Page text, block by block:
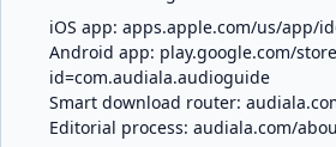
iOS app: apps.apple.com/us/app/
Android app: play.google.com/
id=com.audiala.audioguide
Smart download router:
Editorial process: audiala.com/